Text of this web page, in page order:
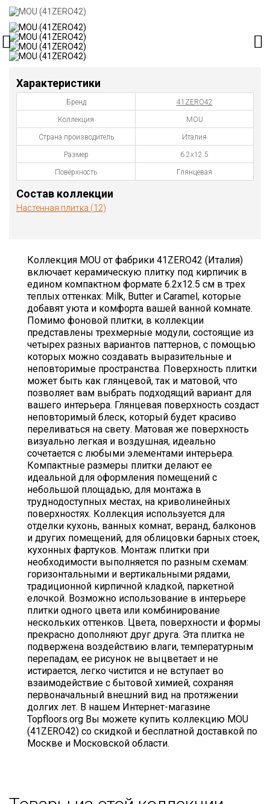
Характеристики
Бренд 41ZERO42
Коллекция MOU
Страна производитель Италия
Размер 6.2х12.5
Поверхность Глянцевая
Состав коллекции
Настенная плитка (12)
Коллекция MOU от фабрики 41ZERO42 (Италия)
включает керамическую плитку под кирпичик в
едином компактном формате 6.2х12.5 см в трех
теплых оттенках: Milk, Butter и Caramel, которые
добавят уюта и комфорта вашей ванной комнате.
Помимо фоновой плитки, в коллекции
представлены трехмерные модули, состоящие из
четырех разных вариантов паттернов, с помощью
которых можно создавать выразительные и
неповторимые пространства. Поверхность плитки
может быть как глянцевой, так и матовой, что
позволяет вам выбрать подходящий вариант для
вашего интерьера. Глянцевая поверхность создаст
неповторимый блеск, который будет красиво
переливаться на свету. Матовая же поверхность
визуально легкая и воздушная, идеально
сочетается с любыми элементами интерьера.
Компактные размеры плитки делают ее
идеальной для оформления помещений с
небольшой площадью, для монтажа в
труднодоступных местах, на криволинейных
поверхностях. Коллекция используется для
отделки кухонь, ванных комнат, веранд, балконов
и других помещений, для облицовки барных стоек,
кухонных фартуков. Монтаж плитки при
необходимости выполняется по разным схемам:
горизонтальными и вертикальными рядами,
традиционной кирпичной кладкой, паркетной
елочкой. Возможно использование в интерьере
плитки одного цвета или комбинирование
нескольких оттенков. Цвета, поверхности и формы
прекрасно дополняют друг друга. Эта плитка не
подвержена воздействию влаги, температурным
перепадам, ее рисунок не выцветает и не
истирается, легко чистится и не вступает во
взаимодействие с бытовой химией, сохраняя
первоначальный внешний вид на протяжении
долгих лет. В нашем Интернет-магазине
Topfloors.org Вы можете купить коллекцию MOU
(41ZERO42) со скидкой и бесплатной доставкой по
Москве и Московской области.